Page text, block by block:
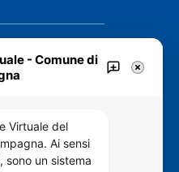
- Comune di
Virtuale del
Ai sensi
sono un sistema